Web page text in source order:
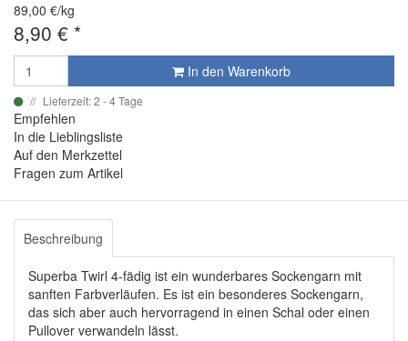
89,00 €/kg
8,90 € *
In den Warenkorb
Lieferzeit: 2 - 4 Tage
Empfehlen
In die Lieblingsliste
Auf den Merkzettel
Fragen zum Artikel
Beschreibung
Superba Twirl 4-fädig ist ein wunderbares Sockengarn mit
sanften Farbverläufen. Es ist ein besonderes Sockengarn,
das sich aber auch hervorragend in einen Schal oder einen
Pullover verwandeln lässt.